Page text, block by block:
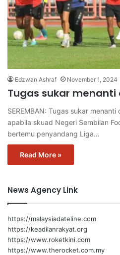
Edzwan Ashraf November 1, 2024
Tugas sukar menanti
SEREMBAN: Tugas sukar
apabila skuad Negeri Sembilan
bertemu penyandang Liga…
Read More »
News Agency Link
https://malaysiadateline.com
https://keadilanrakyat.org
https://www.roketkini.com
https://www.therocket.com.my